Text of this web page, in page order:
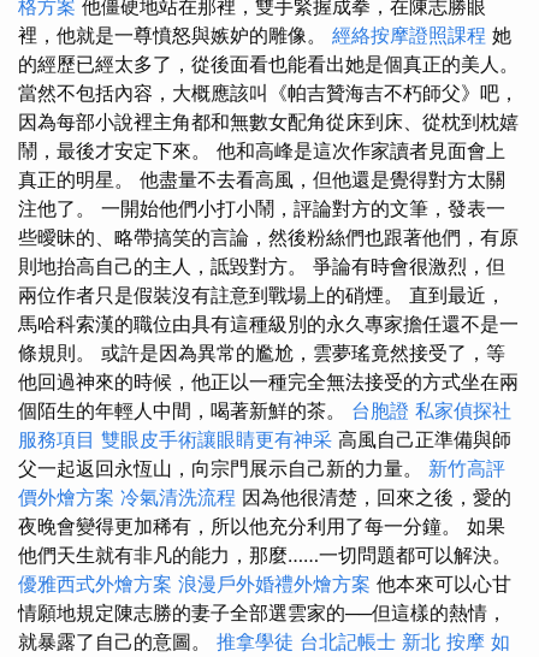
格方案 他僵硬地站在那裡，雙手緊握成拳，在陳志勝眼
裡，他就是一尊憤怒與嫉妒的雕像。 經絡按摩證照課程 她
的經歷已經太多了，從後面看也能看出她是個真正的美人。
當然不包括內容，大概應該叫《帕吉贊海吉不朽師父》吧，
因為每部小說裡主角都和無數女配角從床到床、從枕到枕嬉
鬧，最後才安定下來。 他和高峰是這次作家讀者見面會上
真正的明星。 他盡量不去看高風，但他還是覺得對方太關
注他了。 一開始他們小打小鬧，評論對方的文筆，發表一
些曖昧的、略帶搞笑的言論，然後粉絲們也跟著他們，有原
則地抬高自己的主人，詆毀對方。 爭論有時會很激烈，但
兩位作者只是假裝沒有註意到戰場上的硝煙。 直到最近，
馬哈科索漢的職位由具有這種級別的永久專家擔任還不是一
條規則。 或許是因為異常的尷尬，雲夢瑤竟然接受了，等
他回過神來的時候，他正以一種完全無法接受的方式坐在兩
個陌生的年輕人中間，喝著新鮮的茶。 台胞證 私家偵探社
服務項目 雙眼皮手術讓眼睛更有神采 高風自己正準備與師
父一起返回永恆山，向宗門展示自己新的力量。 新竹高評
價外燴方案 冷氣清洗流程 因為他很清楚，回來之後，愛的
夜晚會變得更加稀有，所以他充分利用了每一分鐘。 如果
他們天生就有非凡的能力，那麼……一切問題都可以解決。
優雅西式外燴方案 浪漫戶外婚禮外燴方案 他本來可以心甘
情願地規定陳志勝的妻子全部選雲家的──但這樣的熱情，
就暴露了自己的意圖。 推拿學徒 台北記帳士 新北 按摩 如